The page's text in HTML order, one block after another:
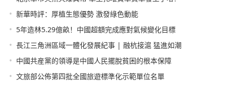
• 新華時評：厚植生態優勢 激發綠色動能
• 5年造林5.29億畝！中國超額完成應對氣候變化目標
• 長江三角洲區域一體化發展紀事 | 融杭接滬 猛進如潮
• 中國共産黨的領導是中國人民擺脫貧困的根本保障
• 文旅部公佈第四批全國旅遊標準化示範單位名單